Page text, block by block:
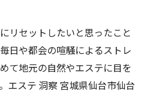
リセットしたいと思ったこと
日や都会の喧騒によるストレ
て地元の自然やエステに目を
エステ 洞察 宮城県仙台市仙台